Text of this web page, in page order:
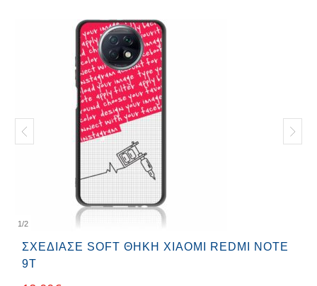
1/2
ΣΧΕΔΊΑΣΕ SOFT ΘΉΚΗ XIAOMI REDMI NOTE
9Τ